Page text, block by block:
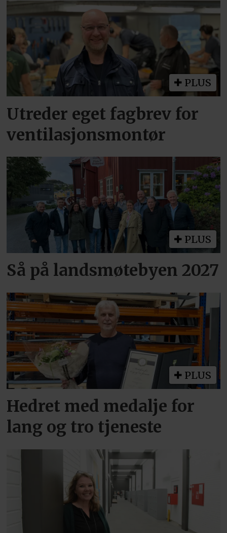
PLUS
Utreder eget fagbrev for
ventilasjonsmontør
PLUS
Så på landsmøtebyen 2027
PLUS
Hedret med medalje for
lang og tro tjeneste